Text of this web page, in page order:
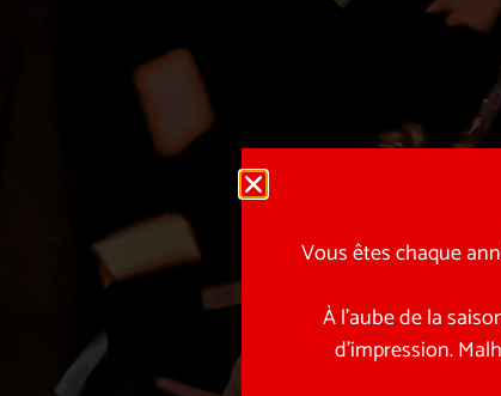
Vous êtes chaque
À l’aube de la
d’impression.